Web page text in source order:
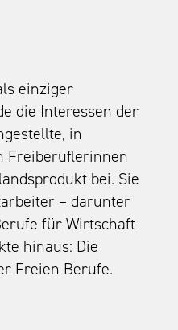
einziger
die Interessen der
in
Freiberuflerinnen
bei. Sie
– darunter
für Wirtschaft
hinaus: Die
Freien Berufe.